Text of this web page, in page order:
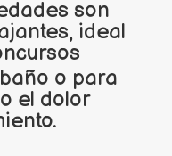
son
ideal
o para
el dolor